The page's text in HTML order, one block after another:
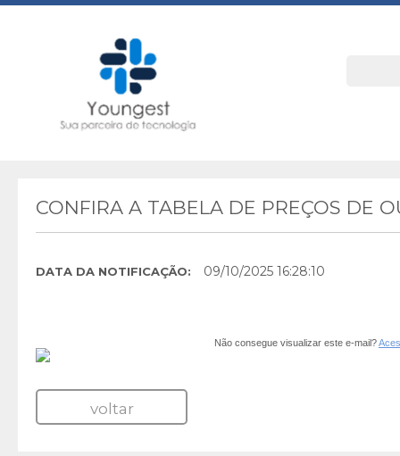
CONFIRA A TABELA DE PREÇOS DE
DATA DA NOTIFICAÇÃO: 09/10/2025 16:28:10
Não consegue visualizar este e-mail?
voltar